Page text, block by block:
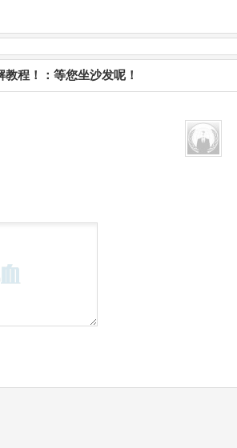
程！：等您坐沙发呢！